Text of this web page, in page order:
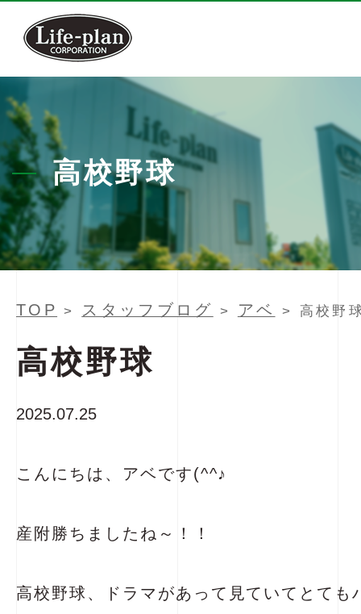
高校野球
TOP > スタッフブログ > アベ > 高校野
高校野球
2025.07.25
こんにちは、アベです(^^♪
産附勝ちましたね～！！
高校野球、ドラマがあって見ていてとても